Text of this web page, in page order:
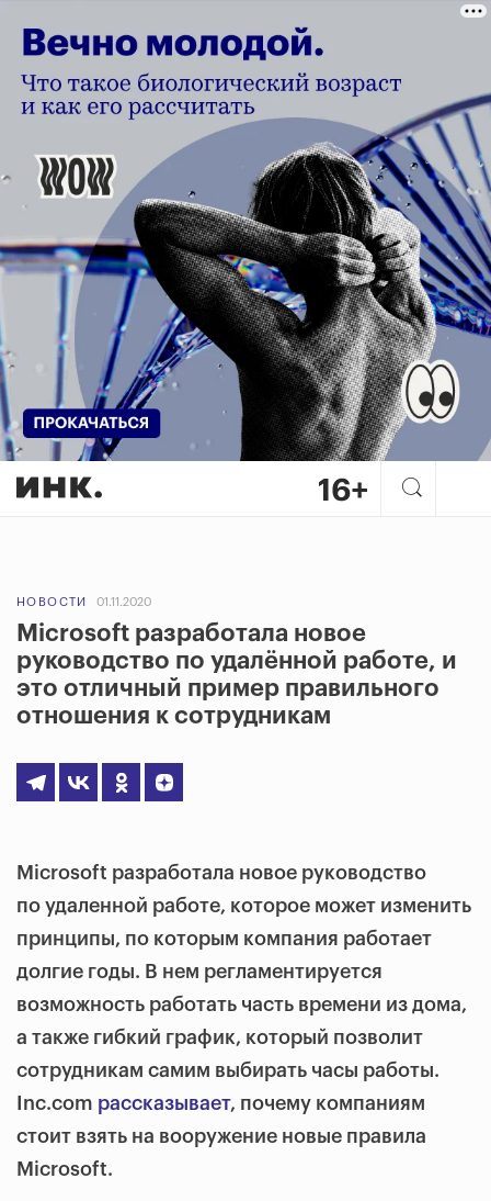
НОВОСТИ 01.11.2020
Microsoft разработала новое
руководство по удалённой работе, и
это отличный пример правильного
отношения к сотрудникам
Microsoft разработала новое руководство
по удаленной работе, которое может изменить
принципы, по которым компания работает
долгие годы. В нем регламентируется
возможность работать часть времени из дома,
а также гибкий график, который позволит
сотрудникам самим выбирать часы работы.
Inc.com рассказывает, почему компаниям
стоит взять на вооружение новые правила
Microsoft.